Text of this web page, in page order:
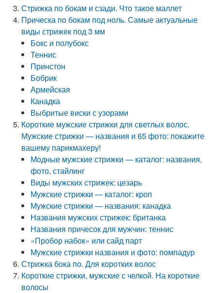
Стрижка по бокам и сзади. Что такое маллет
Прическа по бокам под ноль. Самые актуальные
виды стрижек под 3 мм
Бокс и полубокс
Теннис
Принстон
Бобрик
Армейская
Канадка
Выбритые виски с узорами
Короткие мужские стрижки для светлых волос.
Мужские стрижки — названия и 65 фото: покажите
вашему парикмахеру!
Модные мужские стрижки — каталог: названия,
фото, стайлинг
Виды мужских стрижек: цезарь
Мужские стрижки — каталог: кроп
Мужские стрижки — названия: канадка
Названия мужских стрижек: британка
Названия причесок для мужчин: теннис
«Пробор набок» или сайд парт
Мужские стрижки названия и фото: помпадур
Стрижка бока по. Для коротких волос
Короткие стрижки, мужские с челкой. На короткие
волосы